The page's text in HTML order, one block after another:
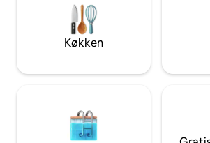
med bil, bus eller cykel - St Malo: En kort
køretur 15-20 minutter i bil, bus -Mount
Saint Michel: 50 minutters kørsel
Køkken